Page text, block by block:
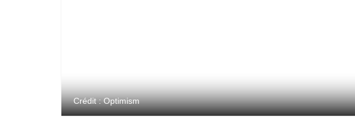
Crédit : Optimism